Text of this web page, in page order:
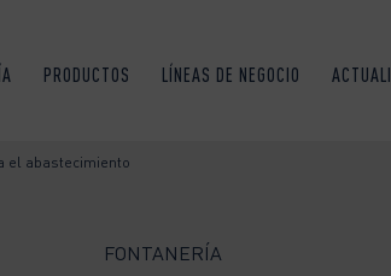
PRODUCTOS LÍNEAS DE NEGOCIO
el abastecimiento
FONTANERÍA